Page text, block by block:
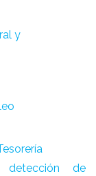
y
de